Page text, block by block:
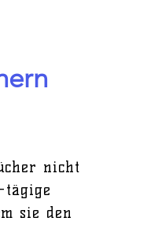
nicht
sie den